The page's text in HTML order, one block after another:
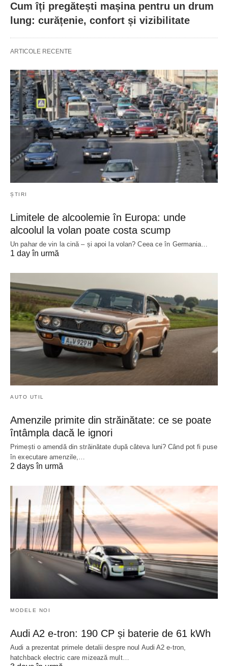
Cum îți pregătești mașina pentru un drum
lung: curățenie, confort și vizibilitate
ARTICOLE RECENTE
ȘTIRI
Limitele de alcoolemie în Europa: unde
alcoolul la volan poate costa scump
Un pahar de vin la cină – și apoi la volan? Ceea ce în Germania…
1 day în urmă
AUTO UTIL
Amenzile primite din străinătate: ce se poate
întâmpla dacă le ignori
Primești o amendă din străinătate după câteva luni? Când pot fi puse
în executare amenzile,…
2 days în urmă
MODELE NOI
Audi A2 e-tron: 190 CP și baterie de 61 kWh
Audi a prezentat primele detalii despre noul Audi A2 e-tron,
hatchback electric care mizează mult…